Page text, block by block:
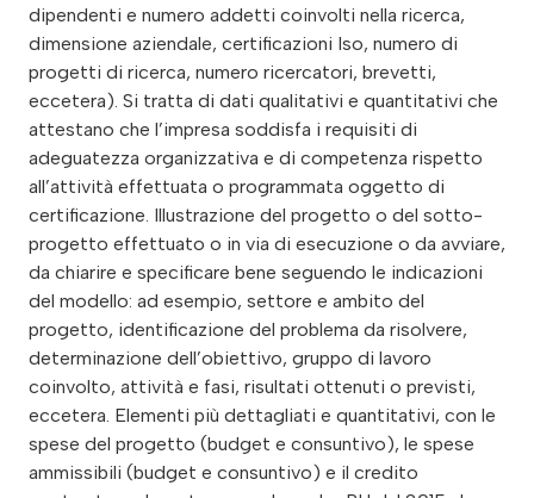
dipendenti e numero addetti coinvolti nella ricerca,
dimensione aziendale, certificazioni Iso, numero di
progetti di ricerca, numero ricercatori, brevetti,
eccetera). Si tratta di dati qualitativi e quantitativi che
attestano che l’impresa soddisfa i requisiti di
adeguatezza organizzativa e di competenza rispetto
all’attività effettuata o programmata oggetto di
certificazione. Illustrazione del progetto o del sotto-
progetto effettuato o in via di esecuzione o da avviare,
da chiarire e specificare bene seguendo le indicazioni
del modello: ad esempio, settore e ambito del
progetto, identificazione del problema da risolvere,
determinazione dell’obiettivo, gruppo di lavoro
coinvolto, attività e fasi, risultati ottenuti o previsti,
eccetera. Elementi più dettagliati e quantitativi, con le
spese del progetto (budget e consuntivo), le spese
ammissibili (budget e consuntivo) e il credito